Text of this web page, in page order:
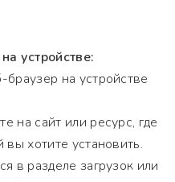
устройстве:
на устройстве
на сайт или ресурс, где
вы хотите установить.
в разделе загрузок или